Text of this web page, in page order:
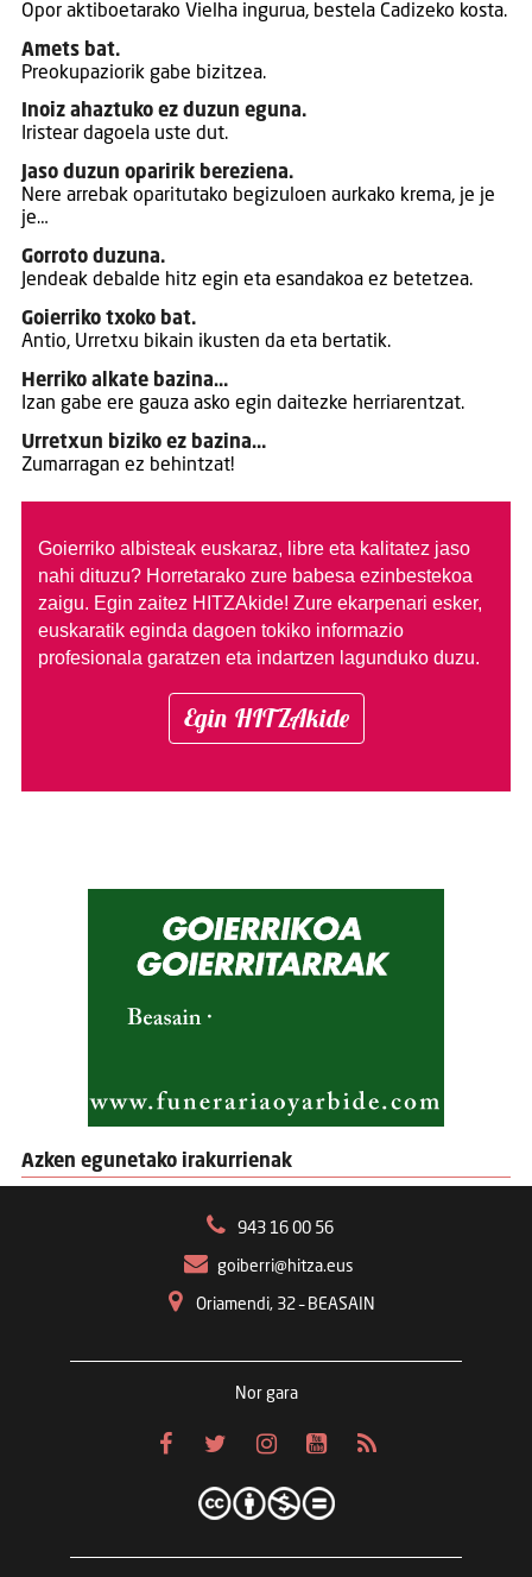
Opor aktiboetarako Vielha ingurua, bestela Cadizeko kosta.
Amets bat.
Preokupaziorik gabe bizitzea.
Inoiz ahaztuko ez duzun eguna.
Iristear dagoela uste dut.
Jaso duzun oparirik bereziena.
Nere arrebak oparitutako begizuloen aurkako krema, je je
je…
Gorroto duzuna.
Jendeak debalde hitz egin eta esandakoa ez betetzea.
Goierriko txoko bat.
Antio, Urretxu bikain ikusten da eta bertatik.
Herriko alkate bazina…
Izan gabe ere gauza asko egin daitezke herriarentzat.
Urretxun biziko ez bazina…
Zumarragan ez behintzat!
Goierriko albisteak euskaraz, libre eta kalitatez jaso
nahi dituzu? Horretarako zure babesa ezinbestekoa
zaigu. Egin zaitez HITZAkide! Zure ekarpenari esker,
euskaratik eginda dagoen tokiko informazio
profesionala garatzen eta indartzen lagunduko duzu.
Egin HITZAkide
Azken egunetako irakurrienak
943 16 00 56
goiberri@hitza.eus
Oriamendi, 32 – BEASAIN
Nor gara